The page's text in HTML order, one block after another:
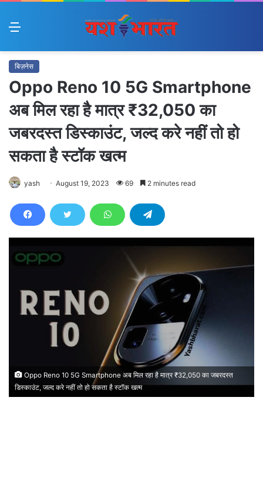
Menu
बिज़नेस
Oppo Reno 10 5G Smartphone
अब मिल रहा है मात्र ₹32,050 का
जबरदस्त डिस्काउंट, जल्द करे नहीं तो हो
सकता है स्टॉक खत्म
yash August 19, 2023 69 2 minutes read
Oppo Reno 10 5G Smartphone अब मिल रहा है मात्र ₹32,050 का जबरदस्त
डिस्काउंट, जल्द करे नहीं तो हो सकता है स्टॉक खत्म